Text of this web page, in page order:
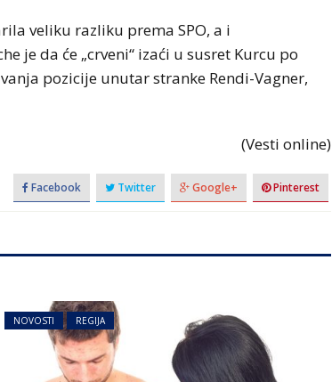
veliku razliku prema SPO, a i
je da će „crveni“ izaći u susret Kurcu po
pozicije unutar stranke Rendi-Vagner,
(Vesti online)
Facebook Twitter Google+ Pinterest
NOVOSTI REGIJA